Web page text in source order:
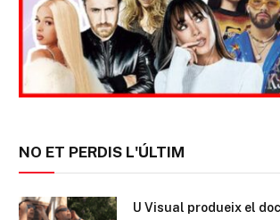
NO ET PERDIS L'ÚLTIM
U Visual produeix el